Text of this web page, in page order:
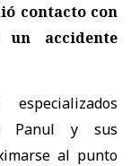
contacto con
accidente
Panul y sus
al punto